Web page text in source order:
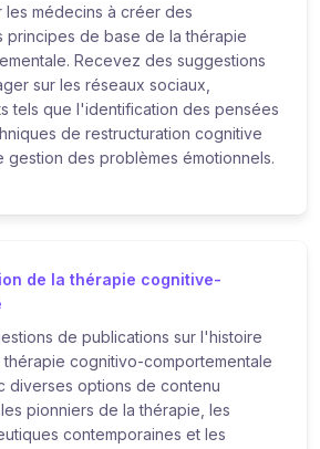
les médecins à créer des
principes de base de la thérapie
Recevez des suggestions
sur les réseaux sociaux,
tels que l'identification des pensées
de restructuration cognitive
gestion des problèmes émotionnels.
de la thérapie cognitive-
de publications sur l'histoire
cognitivo-comportementale
diverses options de contenu
pionniers de la thérapie, les
contemporaines et les